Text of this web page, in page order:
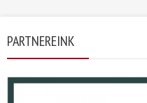
PARTNEREINK